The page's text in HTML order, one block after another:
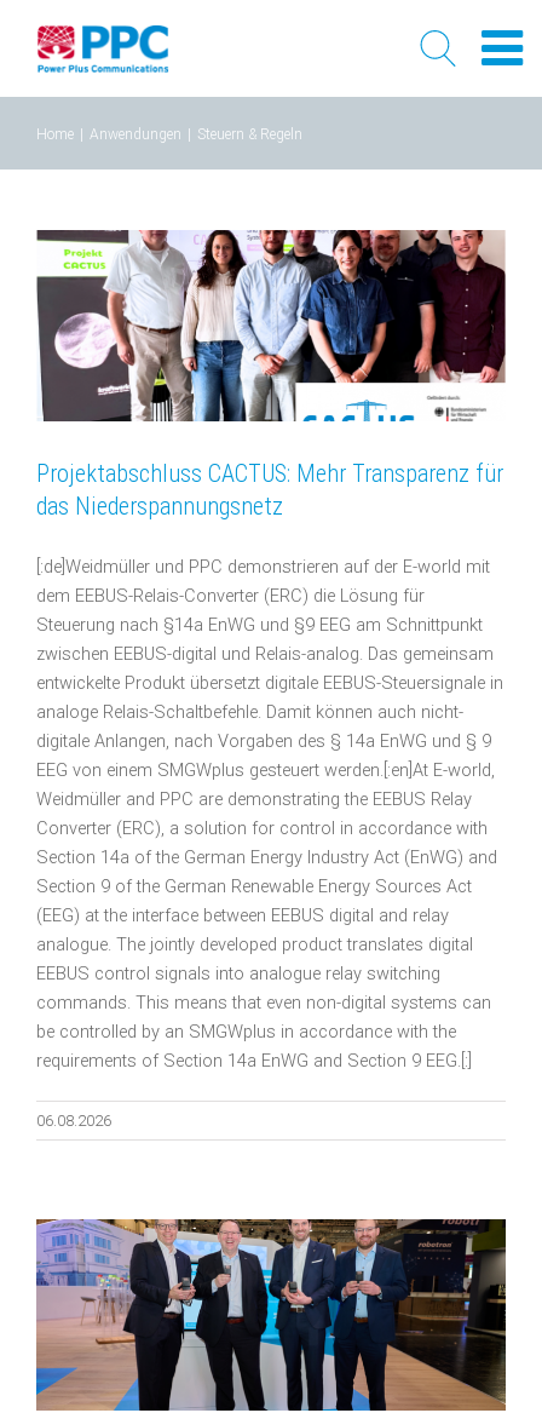
content
Home Anwendungen Steuern & Regeln
Projektabschluss CACTUS: Mehr Transparenz für
das Niederspannungsnetz
[:de]Weidmüller und PPC demonstrieren auf der E-world mit
dem EEBUS-Relais-Converter (ERC) die Lösung für
Steuerung nach §14a EnWG und §9 EEG am Schnittpunkt
zwischen EEBUS-digital und Relais-analog. Das gemeinsam
entwickelte Produkt übersetzt digitale EEBUS-Steuersignale in
analoge Relais-Schaltbefehle. Damit können auch nicht-
digitale Anlangen, nach Vorgaben des § 14a EnWG und § 9
EEG von einem SMGWplus gesteuert werden.[:en]At E-world,
Weidmüller and PPC are demonstrating the EEBUS Relay
Converter (ERC), a solution for control in accordance with
Section 14a of the German Energy Industry Act (EnWG) and
Section 9 of the German Renewable Energy Sources Act
(EEG) at the interface between EEBUS digital and relay
analogue. The jointly developed product translates digital
EEBUS control signals into analogue relay switching
commands. This means that even non-digital systems can
be controlled by an SMGWplus in accordance with the
requirements of Section 14a EnWG and Section 9 EEG.[:]
06.08.2026